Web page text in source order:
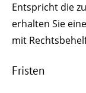
Entspricht die
erhalten Sie
mit
Fristen